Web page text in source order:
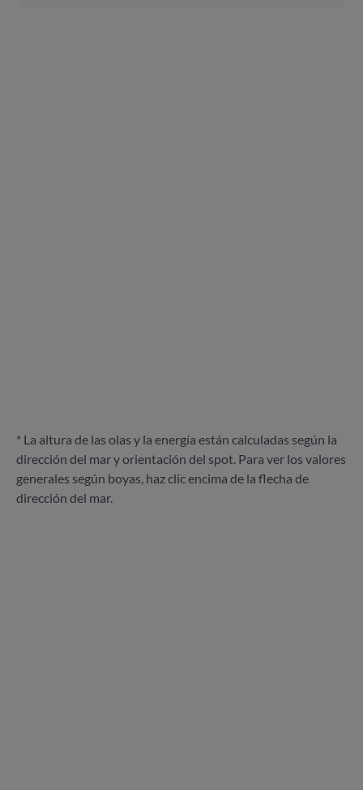
* La altura de las olas y la energía están calculadas según la
dirección del mar y orientación del spot. Para ver los valores
generales según boyas, haz clic encima de la flecha de
dirección del mar.